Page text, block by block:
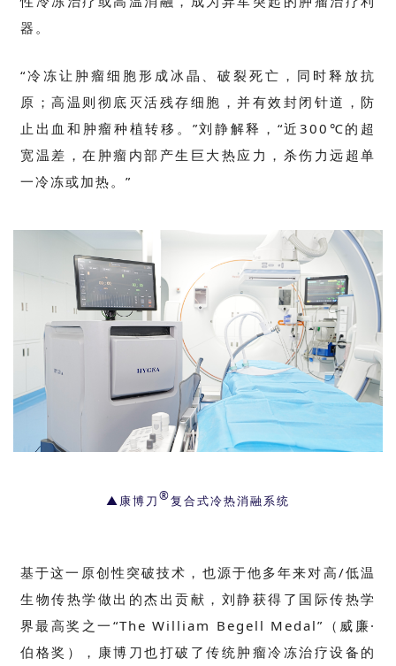
器。
“冷冻让肿瘤细胞形成冰晶、破裂死亡，同时释放抗
原；高温则彻底灭活残存细胞，并有效封闭针道，防
止出血和肿瘤种植转移。”刘静解释，“近 300 ℃的超
宽温差，在肿瘤内部产生巨大热应力，杀伤力远超单
一冷冻或加热。”
▲康博刀®️复合式冷热消融系统
基于这一原创性突破技术，也源于他多年来对高/低温
生物传热学做出的杰出贡献，刘静获得了国际传热学
界最高奖之一“The William Begell Medal”（威廉·
伯格奖），康博刀也打破了传统肿瘤冷冻治疗设备的